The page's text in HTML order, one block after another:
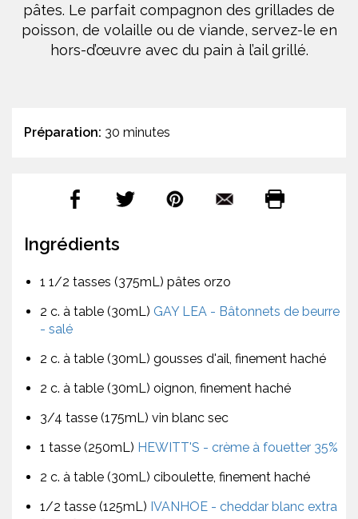
pâtes. Le parfait compagnon des grillades de
poisson, de volaille ou de viande, servez-le en
hors-d’œuvre avec du pain à l’ail grillé.
Préparation: 30 minutes
Ingrédients
1 1/2 tasses (375mL) pâtes orzo
2 c. à table (30mL) GAY LEA - Bâtonnets de beurre
- salé
2 c. à table (30mL) gousses d'ail, finement haché
2 c. à table (30mL) oignon, finement haché
3/4 tasse (175mL) vin blanc sec
1 tasse (250mL) HEWITT'S - crème à fouetter 35%
2 c. à table (30mL) ciboulette, finement haché
1/2 tasse (125mL) IVANHOE - cheddar blanc extra